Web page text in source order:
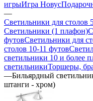
игрыИгра Новус
—
Светильники для столов
Светильники (1 плафон)
футовСветильники для
столов 10-11 футов
светильники 10 и более
светильникиТоршеры,
—Бильярдный
штанги - хром)